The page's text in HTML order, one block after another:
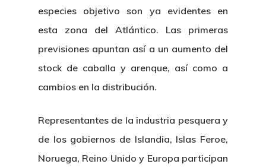
especies objetivo son ya evidentes en
esta zona del Atlántico. Las primeras
previsiones apuntan así a un aumento del
stock de caballa y arenque, así como a
cambios en la distribución.
Representantes de la industria pesquera y
de los gobiernos de Islandia, Islas Feroe,
Noruega, Reino Unido y Europa participan